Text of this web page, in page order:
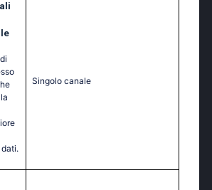
Singolo canale